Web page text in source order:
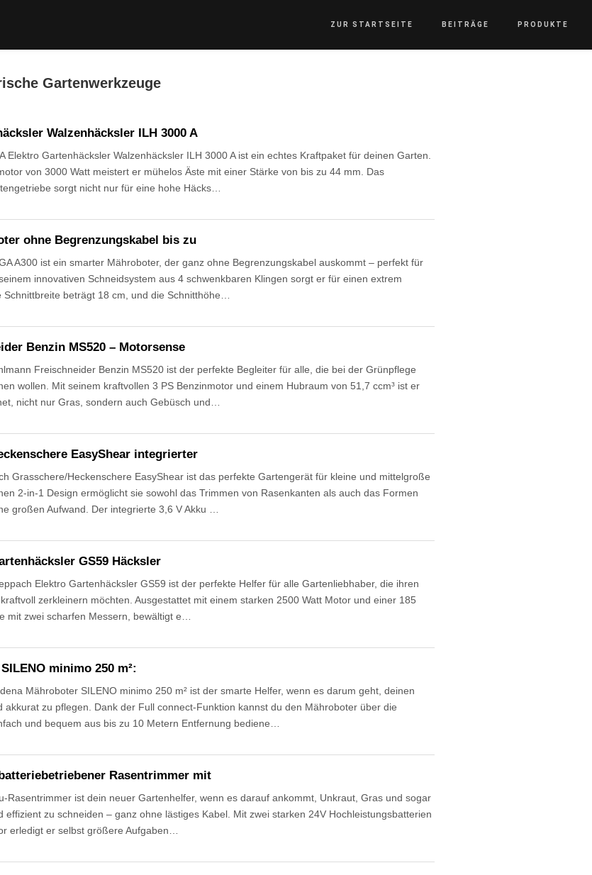
ZUR STARTSEITE BEITRÄGE PRODUKTE
Gartenwerkzeuge
Walzenhäcksler ILH 3000 A
Elektro Gartenhäcksler Walzenhäcksler ILH 3000 A ist ein echtes Kraftpaket für deinen Garten.
von 3000 Watt meistert er mühelos Äste mit einer Stärke von bis zu 44 mm. Das
sorgt nicht nur für eine hohe Häcks…
ohne Begrenzungskabel bis zu
A300 ist ein smarter Mähroboter, der ganz ohne Begrenzungskabel auskommt – perfekt für
innovativen Schneidsystem aus 4 schwenkbaren Klingen sorgt er für einen extrem
Schnittbreite beträgt 18 cm, und die Schnitthöhe…
Benzin MS520 – Motorsense
Freischneider Benzin MS520 ist der perfekte Begleiter für alle, die bei der Grünpflege
wollen. Mit seinem kraftvollen 3 PS Benzinmotor und einem Hubraum von 51,7 ccm³ ist er
nicht nur Gras, sondern auch Gebüsch und…
EasyShear integrierter
Grasschere/Heckenschere EasyShear ist das perfekte Gartengerät für kleine und mittelgroße
2-in-1 Design ermöglicht sie sowohl das Trimmen von Rasenkanten als auch das Formen
großen Aufwand. Der integrierte 3,6 V Akku …
GS59 Häcksler
Elektro Gartenhäcksler GS59 ist der perfekte Helfer für alle Gartenliebhaber, die ihren
zerkleinern möchten. Ausgestattet mit einem starken 2500 Watt Motor und einer 185
mit zwei scharfen Messern, bewältigt e…
minimo 250 m²:
Mähroboter SILENO minimo 250 m² ist der smarte Helfer, wenn es darum geht, deinen
akkurat zu pflegen. Dank der Full connect-Funktion kannst du den Mähroboter über die
und bequem aus bis zu 10 Metern Entfernung bediene…
Rasentrimmer mit
Rasentrimmer ist dein neuer Gartenhelfer, wenn es darauf ankommt, Unkraut, Gras und sogar
effizient zu schneiden – ganz ohne lästiges Kabel. Mit zwei starken 24V Hochleistungsbatterien
erledigt er selbst größere Aufgaben…